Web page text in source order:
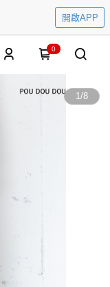
開啟APP
0
1/8